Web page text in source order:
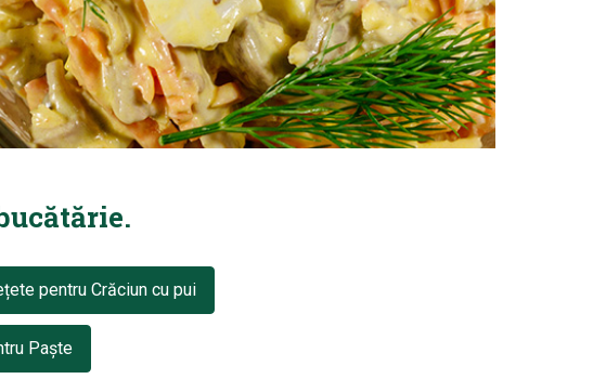
pentru Crăciun cu pui
Paște